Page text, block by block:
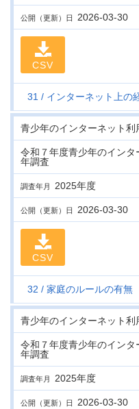
公開（更新）日 2026-03-30
CSV
31 インターネット上の
青少年のインターネット利
令和７年度青少年のイン
年調査
調査年月 2025年度
公開（更新）日 2026-03-30
CSV
32 家庭のルールの有無
青少年のインターネット利
令和７年度青少年のイン
年調査
調査年月 2025年度
公開（更新）日 2026-03-30